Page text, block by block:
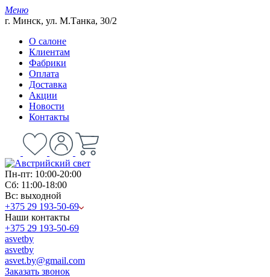
Меню
г. Минск, ул. М.Танка, 30/2
О салоне
Клиентам
Фабрики
Оплата
Доставка
Акции
Новости
Контакты
Пн-пт: 10:00-20:00
Сб: 11:00-18:00
Вс: выходной
+375 29 193-50-69
Наши контакты
+375 29 193-50-69
asvetby
asvetby
asvet.by@gmail.com
Заказать звонок